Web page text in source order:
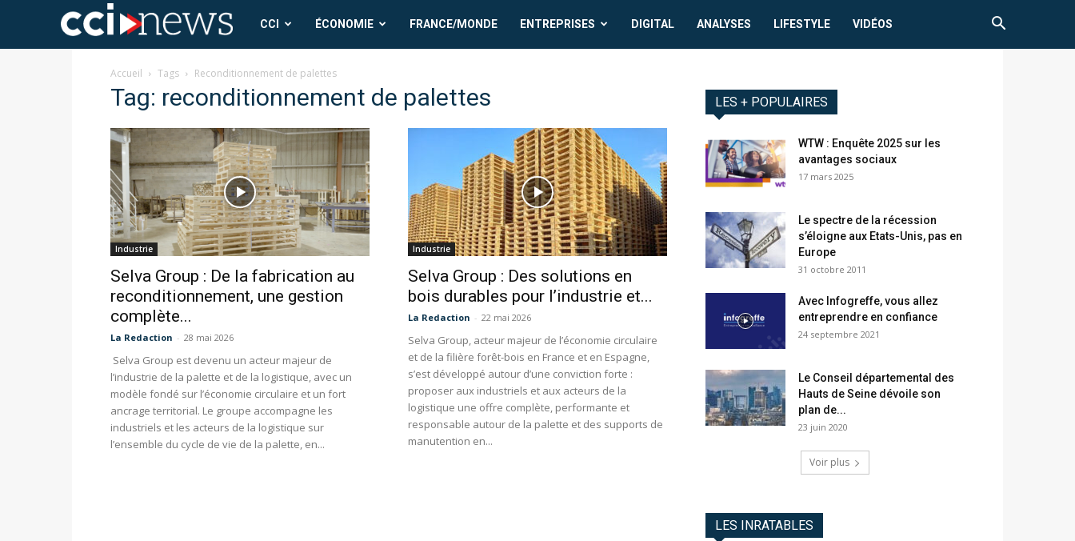
CCI
News
CCI ÉCONOMIE FRANCE/MONDE ENTREPRISES DIGITAL ANALYSES LIFESTYLE VIDÉOS
Accueil Tags Reconditionnement de palettes
Tag: reconditionnement de palettes
Industrie
Selva Group : De la fabrication au
reconditionnement, une gestion
complète...
La Redaction - 28 mai 2026
Selva Group est devenu un acteur majeur de
l’industrie de la palette et de la logistique, avec un
modèle fondé sur l’économie circulaire et un fort
ancrage territorial. Le groupe accompagne les
industriels et les acteurs de la logistique sur
l’ensemble du cycle de vie de la palette, en...
Industrie
Selva Group : Des solutions en
bois durables pour l’industrie et...
La Redaction - 22 mai 2026
Selva Group, acteur majeur de l’économie circulaire
et de la filière forêt-bois en France et en Espagne,
s’est développé autour d’une conviction forte :
proposer aux industriels et aux acteurs de la
logistique une offre complète, performante et
responsable autour de la palette et des supports de
manutention en...
LES + POPULAIRES
WTW : Enquête 2025 sur les
avantages sociaux
17 mars 2025
Le spectre de la récession
s’éloigne aux Etats-Unis, pas en
Europe
31 octobre 2011
Avec Infogreffe, vous allez
entreprendre en confiance
24 septembre 2021
Le Conseil départemental des
Hauts de Seine dévoile son
plan de...
23 juin 2020
Voir plus
LES INRATABLES